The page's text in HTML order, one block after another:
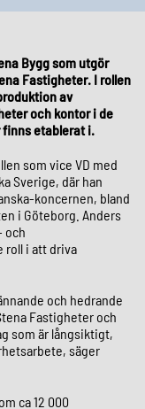
Bygg som utgör
Fastigheter. I rollen
av
och kontor i de
etablerat i.
som vice VD med
Sverige, där han
koncernen, bland
i Göteborg. Anders
och
roll i att driva
och hedrande
Fastigheter och
som är långsiktigt,
säger
ca 12 000